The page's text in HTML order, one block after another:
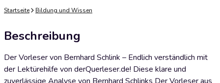
Startseite Bildung und Wissen
Beschreibung
Der Vorleser von Bernhard Schlink – Endlich verständlich mit
der Lektürehilfe von derQuerleser.de! Diese klare und